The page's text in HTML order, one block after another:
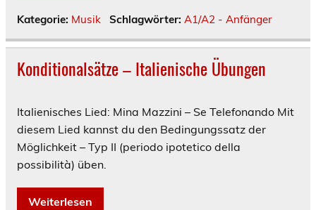
Kategorie: Musik Schlagwörter: A1/A2 - Anfänger
Konditionalsätze – Italienische Übungen
Italienisches Lied: Mina Mazzini – Se Telefonando Mit
diesem Lied kannst du den Bedingungssatz der
Möglichkeit – Typ II (periodo ipotetico della
possibilità) üben.
Weiterlesen